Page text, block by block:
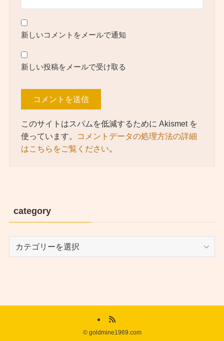
新しいコメントをメールで通知
新しい投稿をメールで受け取る
このサイトはスパムを低減するために Akismet を
使っています。
コメントデータの処理方法の詳細
はこちらをご覧ください。
category
category
©goldmine1969.com